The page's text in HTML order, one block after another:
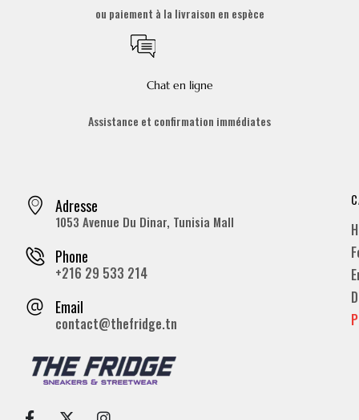
ou paiement à la livraison en espèce
Chat en ligne
Assistance et confirmation immédiates
Adresse
1053 Avenue Du Dinar, Tunisia Mall
Phone
+216 29 533 214
Email
contact@thefridge.tn